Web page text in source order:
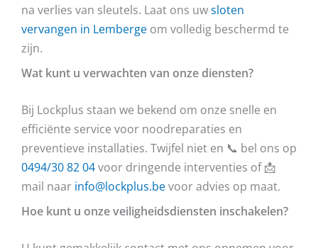
na verlies van sleutels. Laat ons uwsloten
vervangen in Lemberge om volledig beschermd te
zijn.
Wat kunt u verwachten van onze diensten?
Bij Lockplus staan we bekend om onze snelle en
efficiënte service voor noodreparaties en
preventieve installaties. Twijfel niet en 📞 bel ons op
0494/30 82 04voor dringende interventies of 📩
mail naar info@lockplus.bevoor advies op maat.
Hoe kunt u onze veiligheidsdiensten inschakelen?